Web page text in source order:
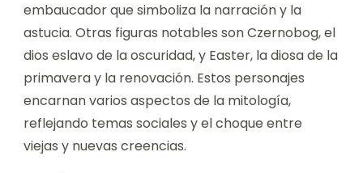
embaucador que simboliza la narración y la
astucia. Otras figuras notables son Czernobog, el
dios eslavo de la oscuridad, y Easter, la diosa de la
primavera y la renovación. Estos personajes
encarnan varios aspectos de la mitología,
reflejando temas sociales y el choque entre
viejas y nuevas creencias.